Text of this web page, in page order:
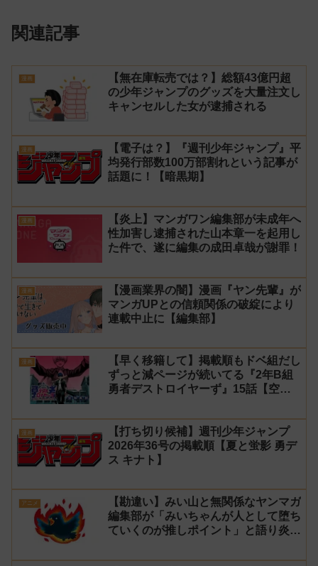
関連記事
漫画
【無在庫転売では？】総額43億円超
の少年ジャンプのグッズを大量注文し
キャンセルした女が逮捕される
漫画
【電子は？】『週刊少年ジャンプ』平
均発行部数100万部割れという記事が
話題に！【暗黒期】
漫画
【炎上】マンガワン編集部が未成年へ
性加害し逮捕された山本章一を起用し
た件で、遂に編集の成田卓哉が謝罪！
漫画
【漫画業界の闇】漫画『ヤン先輩』が
マンガUPとの信頼関係の破綻により
連載中止に【編集部】
漫画
【早く移籍して】掲載順もドベ組だし
ずっと減ページが続いてる『2年B組
勇者デストロイヤーず』15話【空
漫画
【打ち切り候補】週刊少年ジャンプ
2026年36号の掲載順【夏と蛍影 勇デ
ス キナト】
アニメ
【勘違い】みい山と無関係なヤンマガ
編集部が「みいちゃんが人として堕ち
ていくのが推しポイント」と語り炎上
ス】